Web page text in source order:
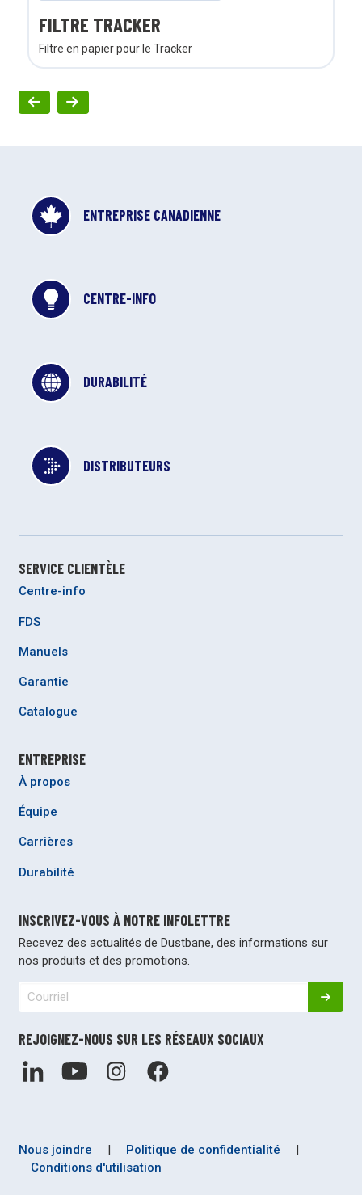
FILTRE TRACKER
Filtre en papier pour le Tracker
ENTREPRISE CANADIENNE
CENTRE-INFO
DURABILITÉ
DISTRIBUTEURS
SERVICE CLIENTÈLE
Centre-info
FDS
Manuels
Garantie
Catalogue
ENTREPRISE
À propos
Équipe
Carrières
Durabilité
INSCRIVEZ-VOUS À NOTRE INFOLETTRE
Recevez des actualités de Dustbane, des informations sur
nos produits et des promotions.
REJOIGNEZ-NOUS SUR LES RÉSEAUX SOCIAUX
Nous joindre Politique de confidentialité
Conditions d'utilisation